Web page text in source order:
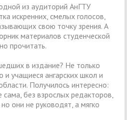
из аудиторий АнГТУ
искренних, смелых голосов,
свою точку зрения. А
материалов студенческой
прочитать.
в издание? Не только
учащиеся ангарских школ и
Получилось интересно:
без взрослых редакторов,
они не руководят, а мягко